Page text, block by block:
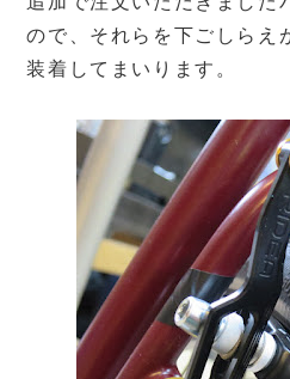
ので、それらを下ごしらえ
装着してまいります。